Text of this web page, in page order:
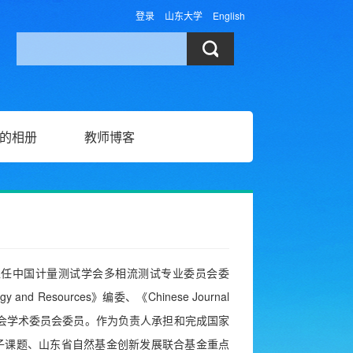
登录 山东大学 English
相册 教师博客
中国计量测试学会多相流测试专业委员会委
and Resources》编委、《Chinese Journal
术委员会委员。 作为负责人承担和完成国家
题、山东省自然基金创新发展联合基金重点